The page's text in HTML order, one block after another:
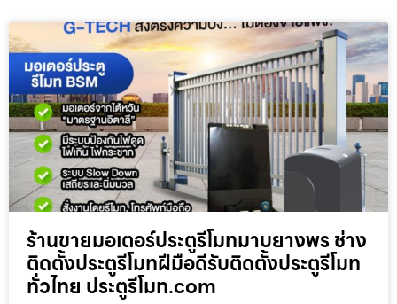
ร้านขายมอเตอร์ประตูรีโมทมาบยางพร ช่าง
ติดตั้งประตูรีโมทฝีมือดีรับติดตั้งประตูรีโมท
ทั่วไทย ประตูรีโมท.com